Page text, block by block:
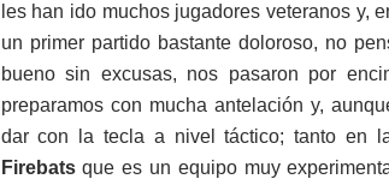
les han ido muchos jugadores veteranos y,
un primer partido bastante doloroso, no
bueno sin excusas, nos pasaron por
preparamos con mucha antelación y,
dar con la tecla a nivel táctico; tanto en
Firebatsque es un equipo muy